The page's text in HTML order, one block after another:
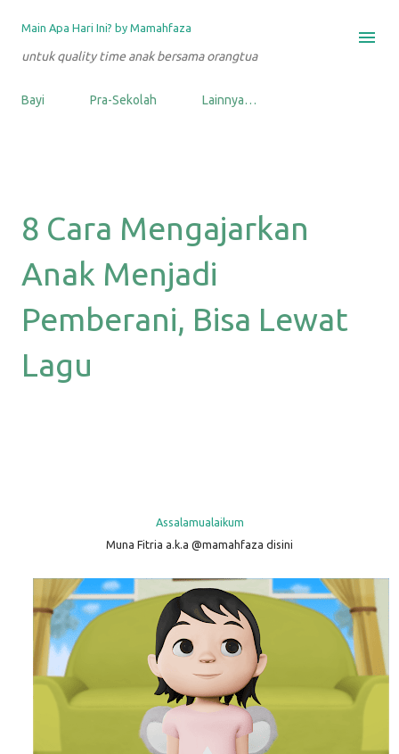
Langsung ke konten utama
Main Apa Hari Ini? by Mamahfaza
untuk quality time anak bersama orangtua
Bayi Pra-Sekolah Lainnya…
8 Cara Mengajarkan
Anak Menjadi
Pemberani, Bisa Lewat
Lagu
Assalamualaikum
Muna Fitria a.k.a @mamahfaza disini